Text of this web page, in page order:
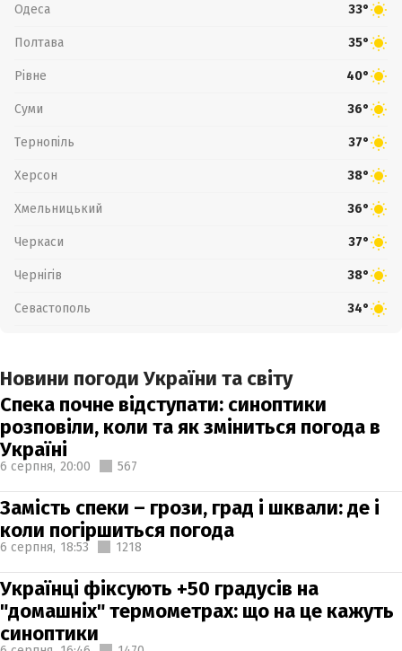
Одеса 33°
Полтава 35°
Рівне 40°
Суми 36°
Тернопіль 37°
Херсон 38°
Хмельницький 36°
Черкаси 37°
Чернігів 38°
Севастополь 34°
Новини погоди України та світу
Спека почне відступати: синоптики
розповіли, коли та як зміниться погода в
Україні
6 серпня, 20:00 567
Замість спеки – грози, град і шквали: де і
коли погіршиться погода
6 серпня, 18:53 1218
Українці фіксують +50 градусів на
"домашніх" термометрах: що на це кажуть
синоптики